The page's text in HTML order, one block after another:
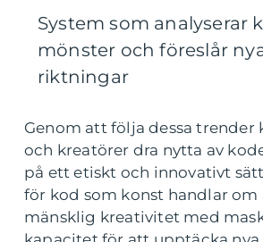
System som analyserar
mönster och föreslår
riktningar
Genom att följa dessa trender
och kreatörer dra nytta av
på ett etiskt och innovativt
för kod som konst handlar
mänsklig kreativitet med